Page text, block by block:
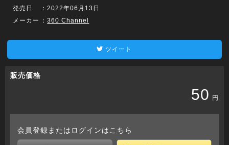
発売日
：2022年06月13日
メーカー
：360 Channel
ツイート
販売価格
50 円
会員登録またはログインはこちら